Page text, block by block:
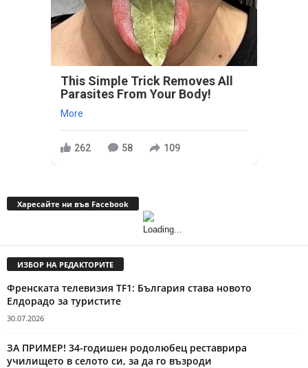
This Simple Trick Removes All
Parasites From Your Body!
More
262 58 109
Харесайте ни във Facebook
ИЗБОР НА РЕДАКТОРИТЕ
Френската телевизия TF1: България става новото
Елдорадо за туристите
30.07.2026
ЗА ПРИМЕР! 34-годишен родолюбец реставрира
училището в селото си, за да го възроди